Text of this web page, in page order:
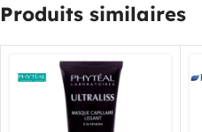
Produits similaires